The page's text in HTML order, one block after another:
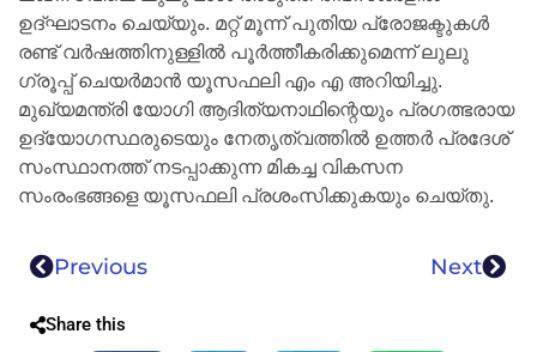
ഉദ്ഘാടനം ചെയ്യും. മറ്റ് മൂന്ന് പുതിയ പ്രോജക്ടുകൾ
രണ്ട് വർഷത്തിനുള്ളിൽ പൂർത്തീകരിക്കുമെന്ന് ലുലു
ഗ്രൂപ്പ് ചെയർമാൻ യൂസഫലി എം എ അറിയിച്ചു.
മുഖ്യമന്ത്രി യോഗി ആദിത്യനാഥിന്റെയും പ്രഗത്ഭരായ
ഉദ്യോഗസ്ഥരുടെയും നേതൃത്വത്തിൽ ഉത്തർ പ്രദേശ്
സംസ്ഥാനത്ത് നടപ്പാക്കുന്ന മികച്ച വികസന
സംരംഭങ്ങളെ യൂസഫലി പ്രശംസിക്കുകയും ചെയ്തു.
Previous Next
Share this